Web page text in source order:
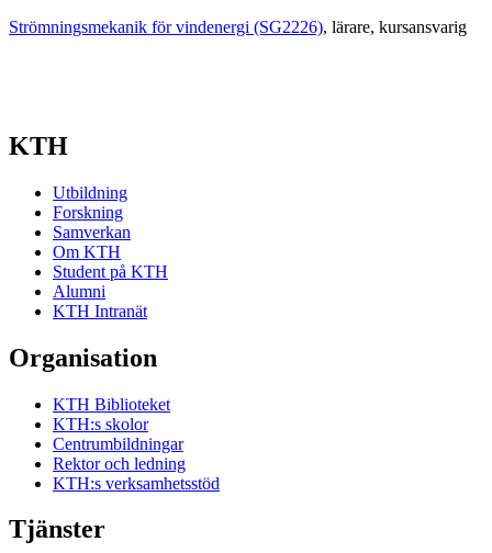
Strömningsmekanik för vindenergi (SG2226), lärare, kursansvarig
KTH
Utbildning
Forskning
Samverkan
Om KTH
Student på KTH
Alumni
KTH Intranät
Organisation
KTH Biblioteket
KTH:s skolor
Centrumbildningar
Rektor och ledning
KTH:s verksamhetsstöd
Tjänster